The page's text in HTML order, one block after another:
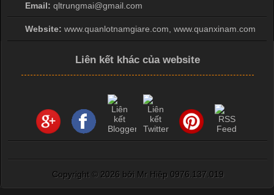
Email: qltrungmai@gmail.com
Website: www.quanlotnamgiare.com, www.quanxinam.com
Liên kết khác của website
Copyright © 2026 bởi Mr Hiệp 0976.137.019